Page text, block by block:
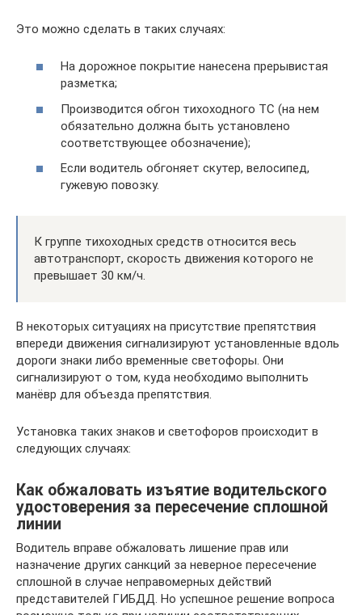
Это можно сделать в таких случаях:
На дорожное покрытие нанесена прерывистая
разметка;
Производится обгон тихоходного ТС (на нем
обязательно должна быть установлено
соответствующее обозначение);
Если водитель обгоняет скутер, велосипед,
гужевую повозку.
К группе тихоходных средств относится весь
автотранспорт, скорость движения которого не
превышает 30 км/ч.
В некоторых ситуациях на присутствие препятствия
впереди движения сигнализируют установленные вдоль
дороги знаки либо временные светофоры. Они
сигнализируют о том, куда необходимо выполнить
манёвр для объезда препятствия.
Установка таких знаков и светофоров происходит в
следующих случаях:
Как обжаловать изъятие водительского
удостоверения за пересечение сплошной
линии
Водитель вправе обжаловать лишение прав или
назначение других санкций за неверное пересечение
сплошной в случае неправомерных действий
представителей ГИБДД. Но успешное решение вопроса